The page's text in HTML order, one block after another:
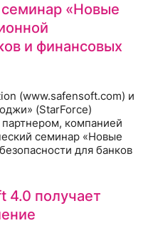
«Новые
и финансовых
(www.safensoft.com) и
(StarForce)
компанией
семинар «Новые
для банков
4.0 получает